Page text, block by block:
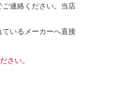
ご連絡ください。当店
いるメーカーへ直接
さい。